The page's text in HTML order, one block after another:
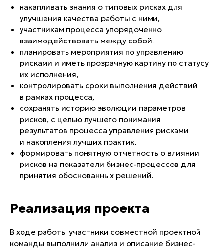
накапливать знания о типовых рисках для
улучшения качества работы с ними,
участникам процесса упорядоченно
взаимодействовать между собой,
планировать мероприятия по управлению
рисками и иметь прозрачную картину по статусу
их исполнения,
контролировать сроки выполнения действий
в рамках процесса,
сохранять историю эволюции параметров
рисков, с целью лучшего понимания
результатов процесса управления рисками
и накопления лучших практик,
формировать понятную отчетность о влиянии
рисков на показатели бизнес-процессов для
принятия обоснованных решений.
Реализация проекта
В ходе работы участники совместной проектной
команды выполнили анализ и описание бизнес-